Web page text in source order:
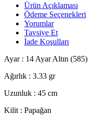
Ürün Açıklaması
Ödeme Seçenekleri
Yorumlar
Tavsiye Et
İade Koşulları
Ayar : 14 Ayar Altın (585)
Ağırlık : 3.33 gr
Uzunluk : 45 cm
Kilit : Papağan